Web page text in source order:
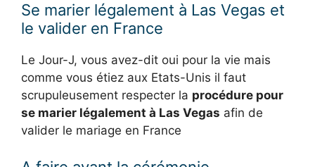
Se marier légalement à Las Vegas et
le valider en France
Le Jour-J, vous avez-dit oui pour la vie mais
comme vous étiez aux Etats-Unis il faut
scrupuleusement respecter la procédure pour
se marier légalement à Las Vegas afin de
valider le mariage en France